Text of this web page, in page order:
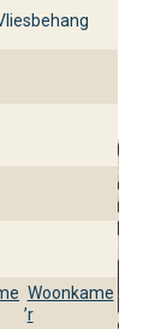
luxe,
passen
helpen
en
afwerking in
,
Woonkame
r